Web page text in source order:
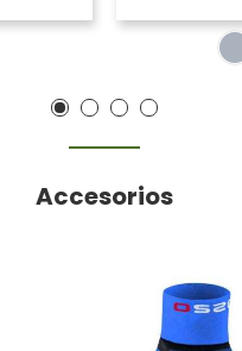
Accesorios